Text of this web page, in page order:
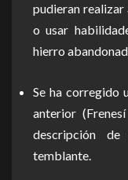
pudieran realizar
o usar
hierro
Se ha corregido
anterior
descripción
temblante.